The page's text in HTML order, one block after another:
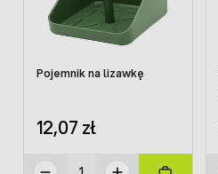
Pojemnik na lizawkę
12,07 zł